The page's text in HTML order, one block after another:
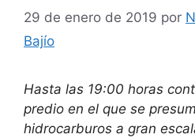
29 de enero de 2019 por
Bajío
Hasta las 19:00 horas
predio en el que se
hidrocarburos a gran